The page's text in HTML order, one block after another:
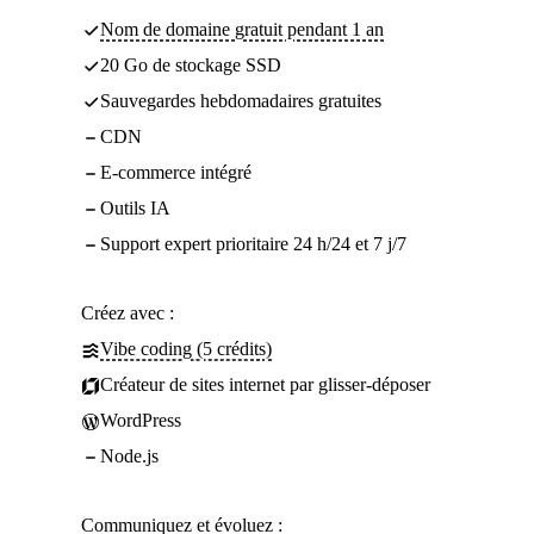
Nom de domaine gratuit pendant 1 an
20 Go de stockage SSD
Sauvegardes hebdomadaires gratuites
CDN
E-commerce intégré
Outils IA
Support expert prioritaire 24 h/24 et 7 j/7
Créez avec :
Vibe coding (5 crédits)
Créateur de sites internet par glisser-déposer
WordPress
Node.js
Communiquez et évoluez :